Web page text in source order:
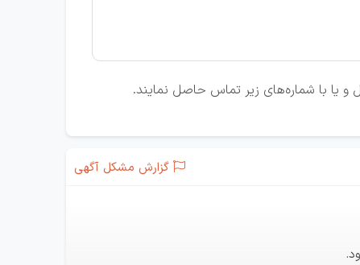
و یا با شماره‌های زیر تماس حاصل نمایند.
گزارش مشکل آگهی